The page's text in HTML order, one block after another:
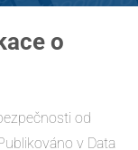
o
od
v Data